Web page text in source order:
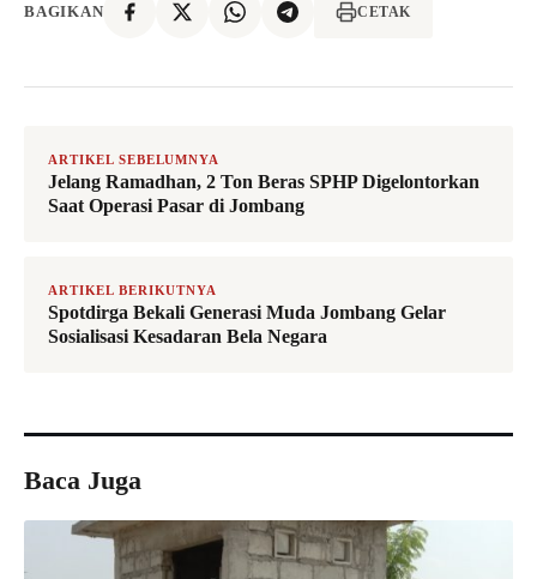
BAGIKAN CETAK
ARTIKEL SEBELUMNYA
Jelang Ramadhan, 2 Ton Beras SPHP Digelontorkan
Saat Operasi Pasar di Jombang
ARTIKEL BERIKUTNYA
Spotdirga Bekali Generasi Muda Jombang Gelar
Sosialisasi Kesadaran Bela Negara
Baca Juga